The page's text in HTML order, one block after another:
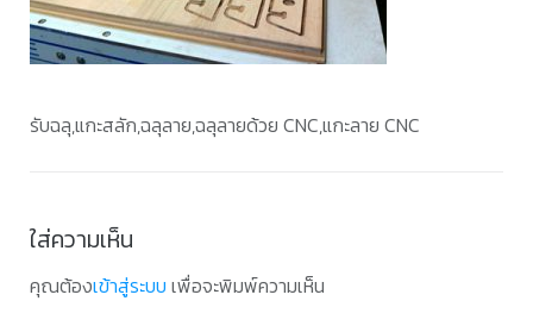
รับฉลุ,แกะสลัก,ฉลุลาย,ฉลุลายด้วย CNC,แกะลาย CNC
ใส่ความเห็น
คุณต้องเข้าสู่ระบบ เพื่อจะพิมพ์ความเห็น